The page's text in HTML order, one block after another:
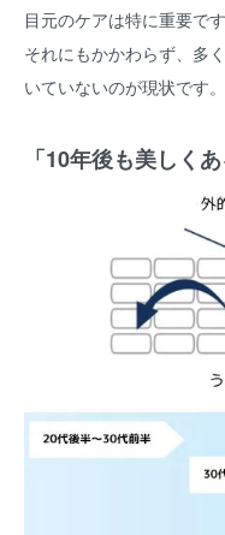
目元のケアは特に重要です
それにもかかわらず、多
いていないのが現状です。
「10年後も美しく